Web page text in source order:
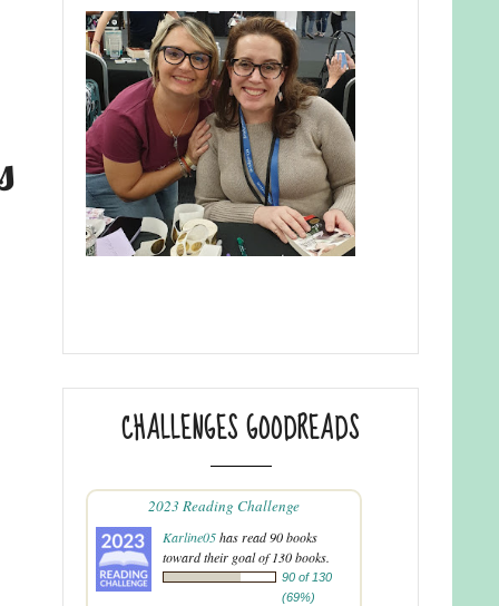
CHALLENGES GOODREADS
2023 Reading Challenge
Karline05has read 90 books
toward their goal of 130 books.
90 of 130
(69%)